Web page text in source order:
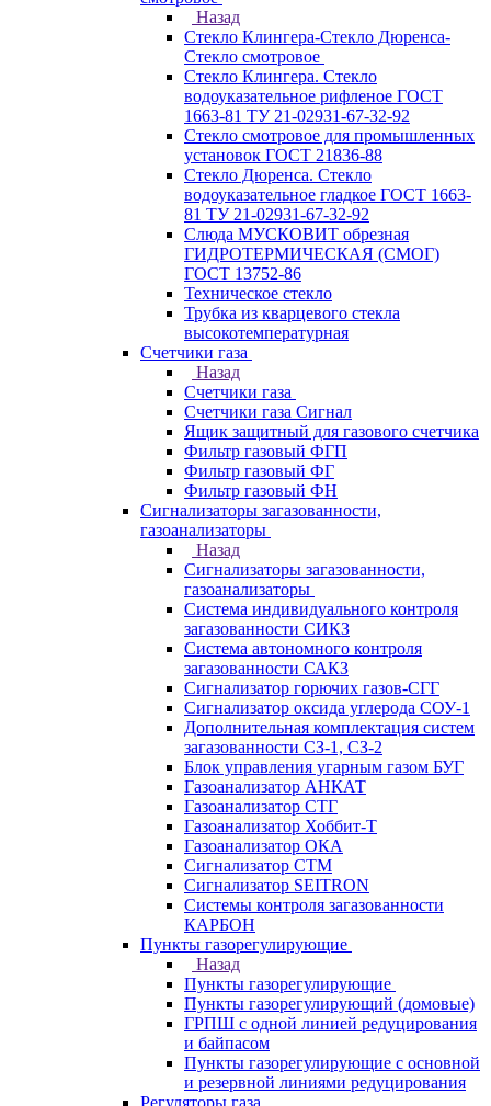
Назад
Стекло Клингера-Стекло Дюренса-
Стекло смотровое
Стекло Клингера. Стекло
водоуказательное рифленое ГОСТ
1663-81 ТУ 21-02931-67-32-92
Стекло смотровое для промышленных
установок ГОСТ 21836-88
Стекло Дюренса. Стекло
водоуказательное гладкое ГОСТ 1663-
81 ТУ 21-02931-67-32-92
Слюда МУСКОВИТ обрезная
ГИДРОТЕРМИЧЕСКАЯ (СМОГ)
ГОСТ 13752-86
Техническое стекло
Трубка из кварцевого стекла
высокотемпературная
Счетчики газа
Назад
Счетчики газа
Счетчики газа Сигнал
Ящик защитный для газового счетчика
Фильтр газовый ФГП
Фильтр газовый ФГ
Фильтр газовый ФН
Сигнализаторы загазованности,
газоанализаторы
Назад
Сигнализаторы загазованности,
газоанализаторы
Система индивидуального контроля
загазованности СИКЗ
Система автономного контроля
загазованности САКЗ
Сигнализатор горючих газов-СГГ
Сигнализатор оксида углерода СОУ-1
Дополнительная комплектация систем
загазованности СЗ-1, СЗ-2
Блок управления угарным газом БУГ
Газоанализатор АНКАТ
Газоанализатор СТГ
Газоанализатор Хоббит-Т
Газоанализатор ОКА
Сигнализатор СТМ
Сигнализатор SEITRON
Системы контроля загазованности
КАРБОН
Пункты газорегулирующие
Назад
Пункты газорегулирующие
Пункты газорегулирующий (домовые)
ГРПШ с одной линией редуцирования
и байпасом
Пункты газорегулирующие с основной
и резервной линиями редуцирования
Регуляторы газа